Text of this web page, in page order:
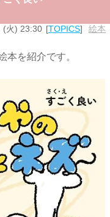
(火) 23:30 TOPICS 絵本
本を紹介です。